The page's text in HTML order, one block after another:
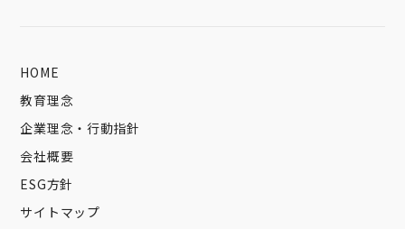
HOME
教育理念
企業理念・行動指針
会社概要
ESG方針
サイトマップ